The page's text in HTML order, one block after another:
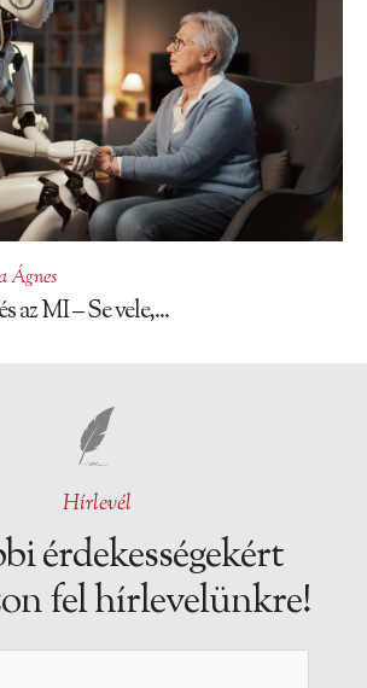
Ágnes
az MI – Se vele,...
Hírlevél
érdekességekért
fel hírlevelünkre!